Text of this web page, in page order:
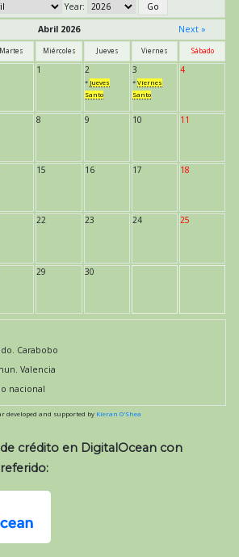
Year:
Abril 2026 Next »
Martes Miércoles Jueves Viernes Sábado
1 2
* Jueves
Santo
3
* Viernes
Santo
4
8 9 10 11
15 16 17 18
22 23 24 25
29 30
Carabobo
Valencia
nacional
developed and supported by Kieran O'Shea
crédito en DigitalOcean con